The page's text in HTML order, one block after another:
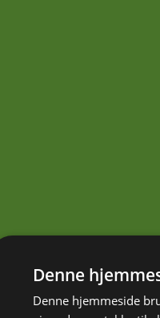
Denne
Denne hjemmeside